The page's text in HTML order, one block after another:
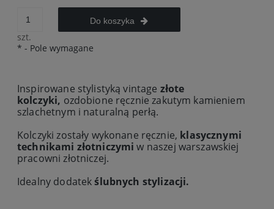
szt.
Do koszyka
* - Pole wymagane
Inspirowane stylistyką vintage złote
kolczyki, ozdobione ręcznie zakutym kamieniem
szlachetnym i naturalną perłą.
Kolczyki zostały wykonane ręcznie, klasycznymi
technikami złotniczymi w naszej warszawskiej
pracowni złotniczej.
Idealny dodatekślubnych stylizacji.